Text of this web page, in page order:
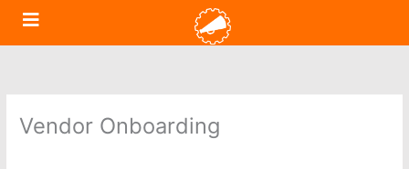
contenido
Vendor Onboarding